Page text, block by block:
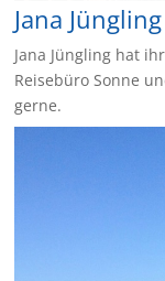
Jana Jüngling
Jana Jüngling hat
Reisebüro Sonne
gerne.